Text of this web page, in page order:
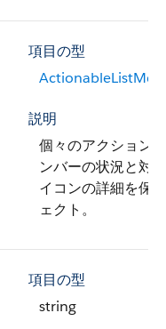
項目の型
説明
個々のアクション
ンバーの状況と対
イコンの詳細を保
ェクト。
項目の型
string